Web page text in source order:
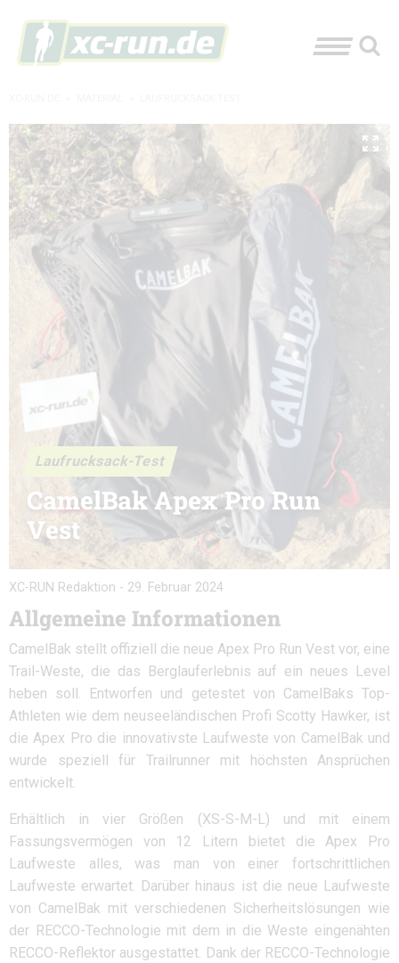
Laufrucksack-Test
CamelBak Apex Pro Run
Vest
XC-RUN Redaktion - 29. Februar 2024
Allgemeine Informationen
CamelBak stellt offiziell die neue Apex Pro Run Vest vor, eine
Trail-Weste, die das Berglauferlebnis auf ein neues Level
heben soll. Entworfen und getestet von CamelBaks Top-
Athleten wie dem neuseeländischen Profi Scotty Hawker, ist
die Apex Pro die innovativste Laufweste von CamelBak und
wurde speziell für Trailrunner mit höchsten Ansprüchen
entwickelt.
Erhältlich in vier Größen (XS-S-M-L) und mit einem
Fassungsvermögen von 12 Litern bietet die Apex Pro
Laufweste alles, was man von einer fortschrittlichen
Laufweste erwartet. Darüber hinaus ist die neue Laufweste
von CamelBak mit verschiedenen Sicherheitslösungen wie
der RECCO-Technologie mit dem in die Weste eingenähten
RECCO-Reflektor ausgestattet. Dank der RECCO-Technologie